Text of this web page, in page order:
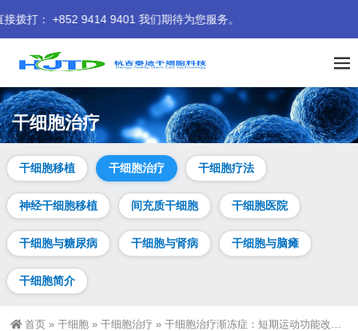
9414 9401 我们期待为您服务。
干细胞治疗
干细胞移植 干细胞治疗 干细胞疗法
神经干细胞移植 间充质干细胞 干细胞医院
干细胞与糖尿病 干细胞与肾病 干细胞与脑瘫
干细胞简介
首页 » 干细胞 » 干细胞治疗 » 干细胞治疗渐冻症：短期运动功能改善到长期神经再生| 临床数据全解析